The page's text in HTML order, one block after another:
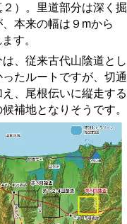
２）。里道部分は深く掘
本来の幅は９mから
す。
、従来古代山陰道とし
たルートですが、切通
、尾根伝いに縦走する
補地となりそうです。